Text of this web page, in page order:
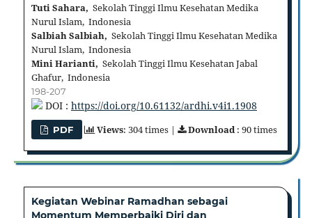
Tuti Sahara, Sekolah Tinggi Ilmu Kesehatan Medika
Nurul Islam, Indonesia
Salbiah Salbiah, Sekolah Tinggi Ilmu Kesehatan Medika
Nurul Islam, Indonesia
Mini Harianti, Sekolah Tinggi Ilmu Kesehatan Jabal
Ghafur, Indonesia
198-207
DOI : https://doi.org/10.61132/ardhi.v4i1.1908
PDF Views: 304 times | Download : 90 times
Kegiatan Webinar Ramadhan sebagai
Momentum Memperbaiki Diri dan